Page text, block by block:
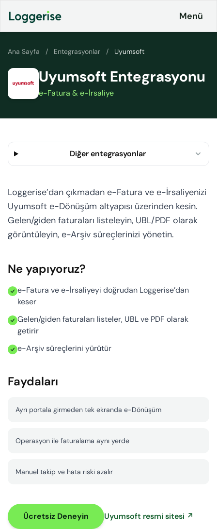
geç
Menü
Ürünlerimiz
LoggyGo
Platformu
Entegrasyonlar
Kurumsal
CO2
Hesaplayıcı
Ana Sayfa / Entegrasyonlar / Uyumsoft
Uyumsoft Entegrasyonu
e-Fatura & e-İrsaliye
Diğer entegrasyonlar
Loggerise’dan çıkmadan e-Fatura ve e-İrsaliyenizi
Uyumsoft e-Dönüşüm altyapısı üzerinden kesin.
Gelen/giden faturaları listeleyin, UBL/PDF olarak
görüntüleyin, e-Arşiv süreçlerinizi yönetin.
Ne yapıyoruz?
e-Fatura ve e-İrsaliyeyi doğrudan Loggerise’dan
keser
Gelen/giden faturaları listeler, UBL ve PDF olarak
getirir
e-Arşiv süreçlerini yürütür
Faydaları
Ayrı portala girmeden tek ekranda e-Dönüşüm
Operasyon ile faturalama aynı yerde
Manuel takip ve hata riski azalır
Ücretsiz Deneyin Uyumsoft resmi sitesi ↗